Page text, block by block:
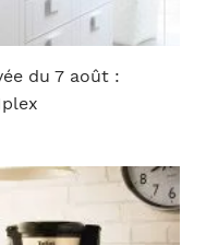
du 7 août :